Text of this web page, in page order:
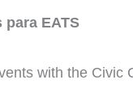
EATS
with the Civic